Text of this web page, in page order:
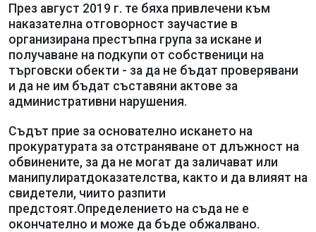
През август 2019 г. те бяха привлечени към
наказателна отговорност заучастие в
организирана престъпна група за искане и
получаване на подкупи от собственици на
търговски обекти - за да не бъдат проверявани
и да не им бъдат съставяни актове за
административни нарушения.
Съдът прие за основателно искането на
прокуратурата за отстраняване от длъжност на
обвинените, за да не могат да заличават или
манипулиратдоказателства, както и да влияят на
свидетели, чиито разпити
предстоят.Определението на съда не е
окончателно и може да бъде обжалвано.